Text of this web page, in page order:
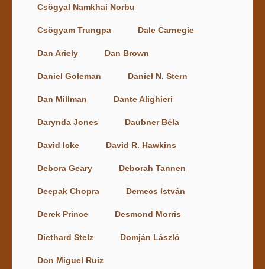
Csögyal Namkhai Norbu
Csögyam Trungpa Dale Carnegie
Dan Ariely Dan Brown
Daniel Goleman Daniel N. Stern
Dan Millman Dante Alighieri
Darynda Jones Daubner Béla
David Icke David R. Hawkins
Debora Geary Deborah Tannen
Deepak Chopra Demecs István
Derek Prince Desmond Morris
Diethard Stelz Domján László
Don Miguel Ruiz